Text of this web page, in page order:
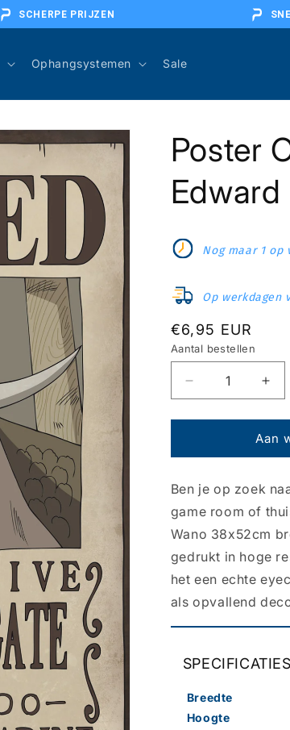
SCHERPE PRIJZEN
Ophangsystemen Sale
Poster
Nog maar 1 op
Op werkdagen
Normale
prijs
€6,95 EUR
Aantal bestellen
Aantal
verlagen
voor
One
-
Wanted
Newgate
35x52cm
-
Aan
Ben je op zoek
game room of
Wano 38x52cm
gedrukt in hoge
het een echte
als opvallend
SPECIFICATIES
Breedte
Hoogte